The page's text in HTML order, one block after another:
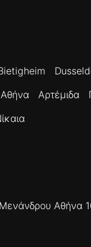
Αθήνα Αρτέμιδα
Αθήνα